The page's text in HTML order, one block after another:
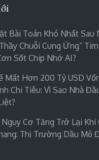
Bài Toán Khó Nhất Sau
Chuỗi Cung Ứng”
Sốt Chip Nhớ AI?
Mất Hơn 200 Tỷ USD
Chi Tiêu: Vì Sao Nhà
Nguy Cơ Tăng Trở Lại
Thị Trường Dầu Mỏ